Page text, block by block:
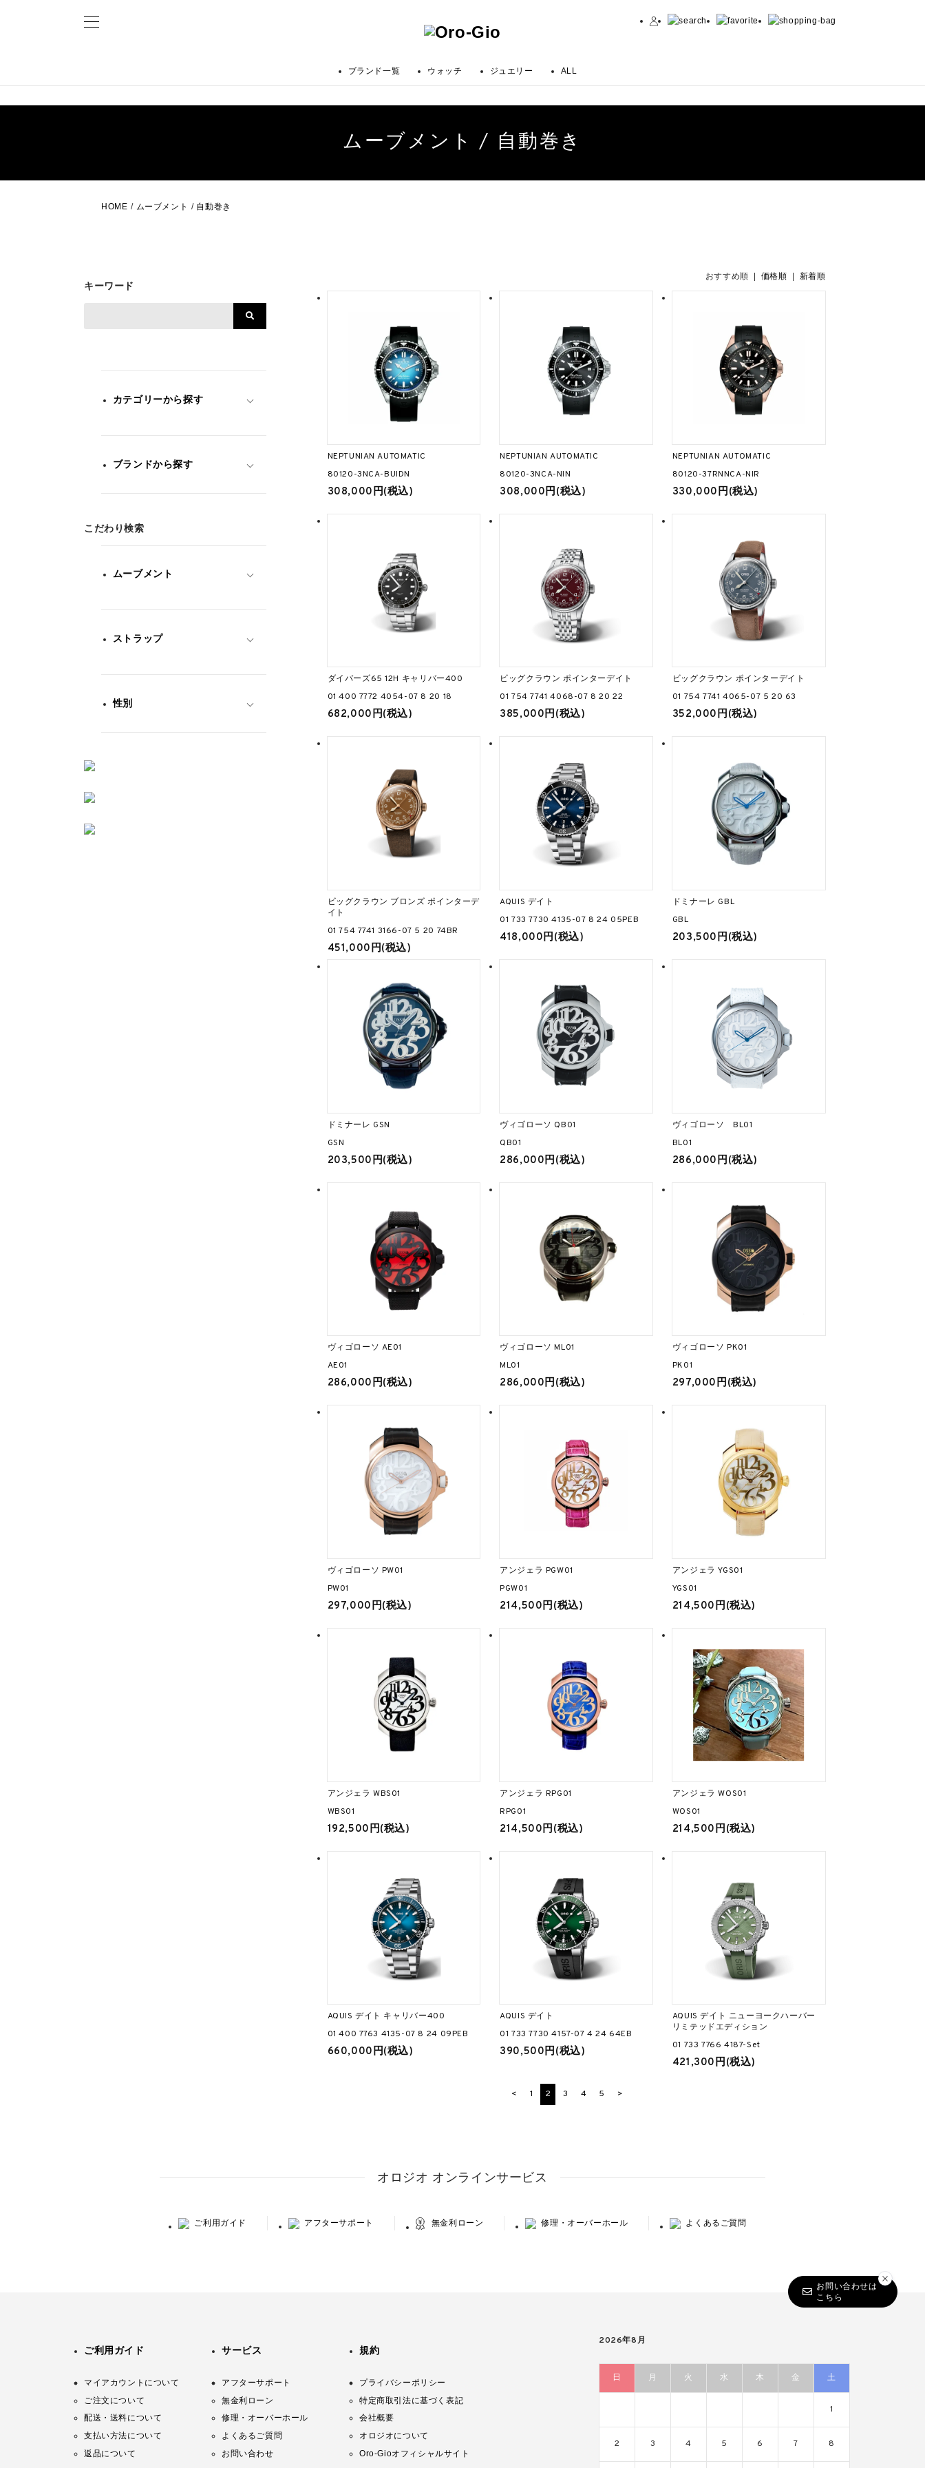
ブランド一覧 ウォッチ ジュエリー ALL
ムーブメント / 自動巻き
HOME / ムーブメント / 自動巻き
キーワード
カテゴリーから探す
ブランドから探す
こだわり検索
ムーブメント
ストラップ
性別
おすすめ順 | 価格順 新着順
NEPTUNIAN AUTOMATIC
80120-3NCA-BUIDN
308,000円(税込)
NEPTUNIAN AUTOMATIC
80120-3NCA-NIN
308,000円(税込)
NEPTUNIAN AUTOMATIC
80120-37RNNCA-NIR
330,000円(税込)
ダイバーズ65 12H キャリバー400
01 400 7772 4054-07 8 20 18
682,000円(税込)
ビッグクラウン ポインターデイト
01 754 7741 4068-07 8 20 22
385,000円(税込)
ビッグクラウン ポインターデイト
01 754 7741 4065-07 5 20 63
352,000円(税込)
ビッグクラウン ブロンズ ポインターデ
イト
01 754 7741 3166-07 5 20 74BR
451,000円(税込)
AQUIS デイト
01 733 7730 4135-07 8 24 05PEB
418,000円(税込)
ドミナーレ GBL
GBL
203,500円(税込)
ドミナーレ GSN
GSN
203,500円(税込)
ヴィゴローソ QB01
QB01
286,000円(税込)
ヴィゴローソ BL01
BL01
286,000円(税込)
ヴィゴローソ AE01
AE01
286,000円(税込)
ヴィゴローソ ML01
ML01
286,000円(税込)
ヴィゴローソ PK01
PK01
297,000円(税込)
ヴィゴローソ PW01
PW01
297,000円(税込)
アンジェラ PGW01
PGW01
214,500円(税込)
アンジェラ YGS01
YGS01
214,500円(税込)
アンジェラ WBS01
WBS01
192,500円(税込)
アンジェラ RPG01
RPG01
214,500円(税込)
アンジェラ WOS01
WOS01
214,500円(税込)
AQUIS デイト キャリバー400
01 400 7763 4135-07 8 24 09PEB
660,000円(税込)
AQUIS デイト
01 733 7730 4157-07 4 24 64EB
390,500円(税込)
AQUIS デイト ニューヨークハーバー
リミテッドエディション
01 733 7766 4187-Set
421,300円(税込)
< 1 2 3 4 5 >
オロジオ オンラインサービス
ご利用ガイド アフターサポート 無金利ローン 修理・オーバーホール よくあるご質問
お問い合わせは
こちら
ご利用ガイド
マイアカウントについて
ご注文について
配送・送料について
支払い方法について
返品について
サービス
アフターサポート
無金利ローン
修理・オーバーホール
よくあるご質問
お問い合わせ
規約
プライバシーポリシー
特定商取引法に基づく表記
会社概要
オロジオについて
Oro-Gioオフィシャルサイト
2026年8月
日 月 火 水 木 金 土
1
2 3 4 5 6 7 8